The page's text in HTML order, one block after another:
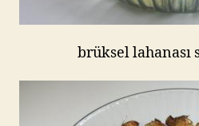
brüksel lahanası